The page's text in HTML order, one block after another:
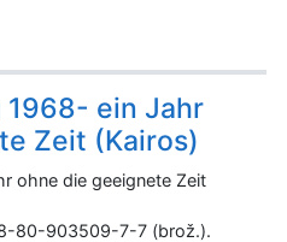
1968- ein Jahr
Zeit (Kairos)
ohne die geeignete Zeit
80-903509-7-7 (brož.).